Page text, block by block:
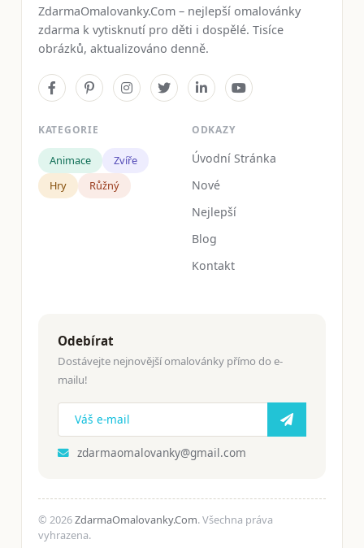
ZdarmaOmalovanky.Com – nejlepší omalovánky
zdarma k vytisknutí pro děti i dospělé. Tisíce
obrázků, aktualizováno denně.
KATEGORIE
Animace
Zvíře
Hry
Růžný
ODKAZY
Úvodní Stránka
Nové
Nejlepší
Blog
Kontakt
Odebírat
Dostávejte nejnovější omalovánky přímo do e-
mailu!
zdarmaomalovanky@gmail.com
© 2026ZdarmaOmalovanky.Com. Všechna práva
vyhrazena.